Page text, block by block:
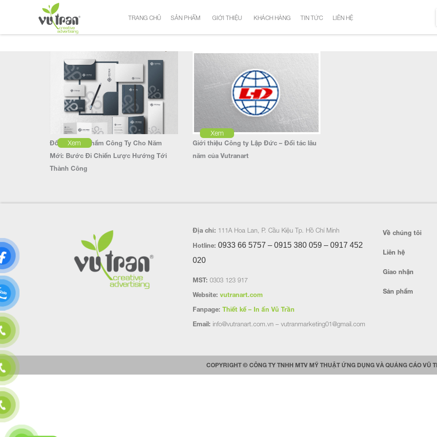
TRANG CHỦ SẢN PHẨM GIỚI THIỆU KHÁCH HÀNG TIN TỨC LIÊN HỆ
Xem
Đổi Mới Ấn Phẩm Công Ty Cho Năm
Mới: Bước Đi Chiến Lược Hướng Tới
Thành Công
Xem
Giới thiệu Công ty Lập Đức – Đối tác lâu
năm của Vutranart
Địa chỉ: 111A Hoa Lan, P. Cầu Kiệu Tp. Hồ Chí Minh
Hotline: 0933 66 5757 – 0915 380 059 – 0917 452
020
MST: 0303 123 917
Website: vutranart.com
Fanpage: Thiết kế – In ấn Vũ Trần
Email: info@vutranart.com.vn – vutranmarketing01@gmail.com
Về chúng tôi
Liên hệ
Giao nhận
Sản phẩm
COPYRIGHT © CÔNG TY TNHH MTV MỸ THUẬT ỨNG DỤNG VÀ QUẢNG CÁO VŨ